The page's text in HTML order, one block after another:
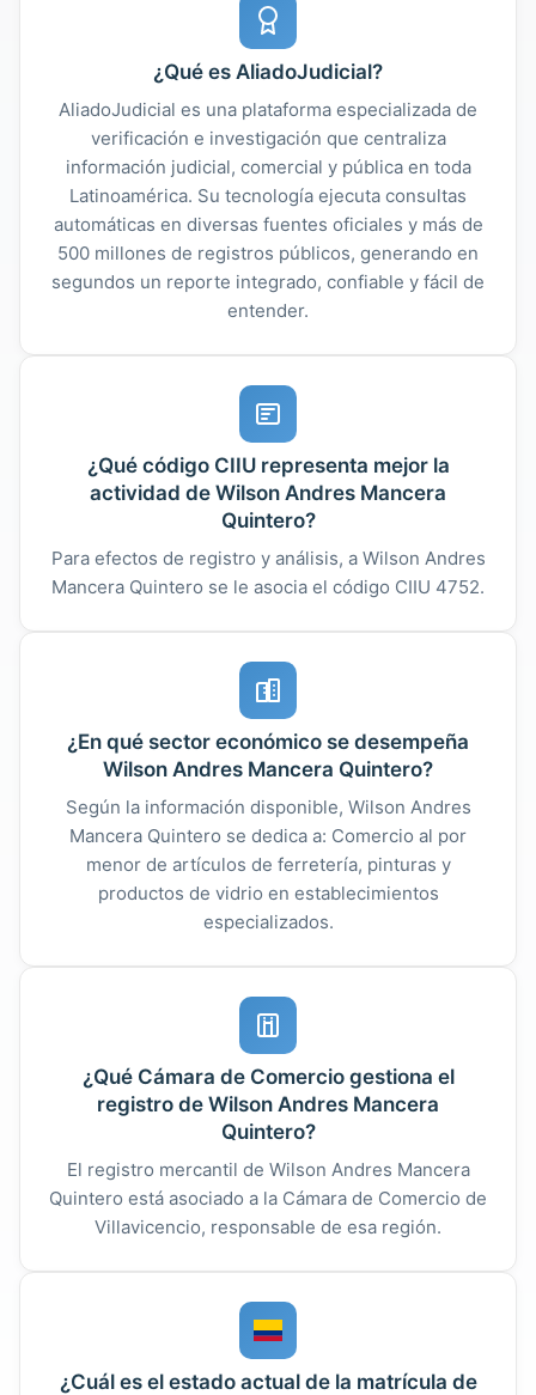
¿Qué es AliadoJudicial?
AliadoJudicial es una plataforma especializada de
verificación e investigación que centraliza
información judicial, comercial y pública en toda
Latinoamérica. Su tecnología ejecuta consultas
automáticas en diversas fuentes oficiales y más de
500 millones de registros públicos, generando en
segundos un reporte integrado, confiable y fácil de
entender.
¿Qué código CIIU representa mejor la
actividad de Wilson Andres Mancera
Quintero?
Para efectos de registro y análisis, a Wilson Andres
Mancera Quintero se le asocia el código CIIU 4752.
¿En qué sector económico se desempeña
Wilson Andres Mancera Quintero?
Según la información disponible, Wilson Andres
Mancera Quintero se dedica a: Comercio al por
menor de artículos de ferretería, pinturas y
productos de vidrio en establecimientos
especializados.
¿Qué Cámara de Comercio gestiona el
registro de Wilson Andres Mancera
Quintero?
El registro mercantil de Wilson Andres Mancera
Quintero está asociado a la Cámara de Comercio de
Villavicencio, responsable de esa región.
¿Cuál es el estado actual de la matrícula de